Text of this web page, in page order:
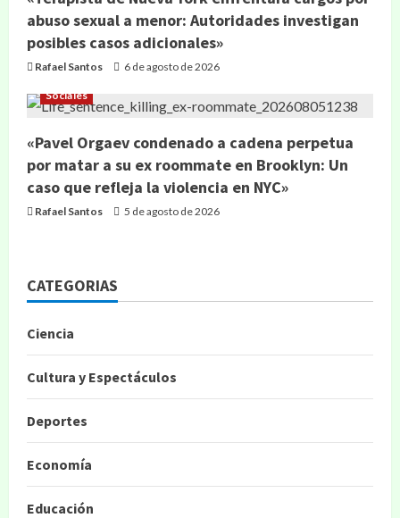
abuso sexual a menor: Autoridades investigan
posibles casos adicionales»
Rafael Santos 6 de agosto de 2026
Sociales
«Pavel Orgaev condenado a cadena perpetua
por matar a su ex roommate en Brooklyn: Un
caso que refleja la violencia en NYC»
Rafael Santos 5 de agosto de 2026
CATEGORIAS
Ciencia
Cultura y Espectáculos
Deportes
Economía
Educación